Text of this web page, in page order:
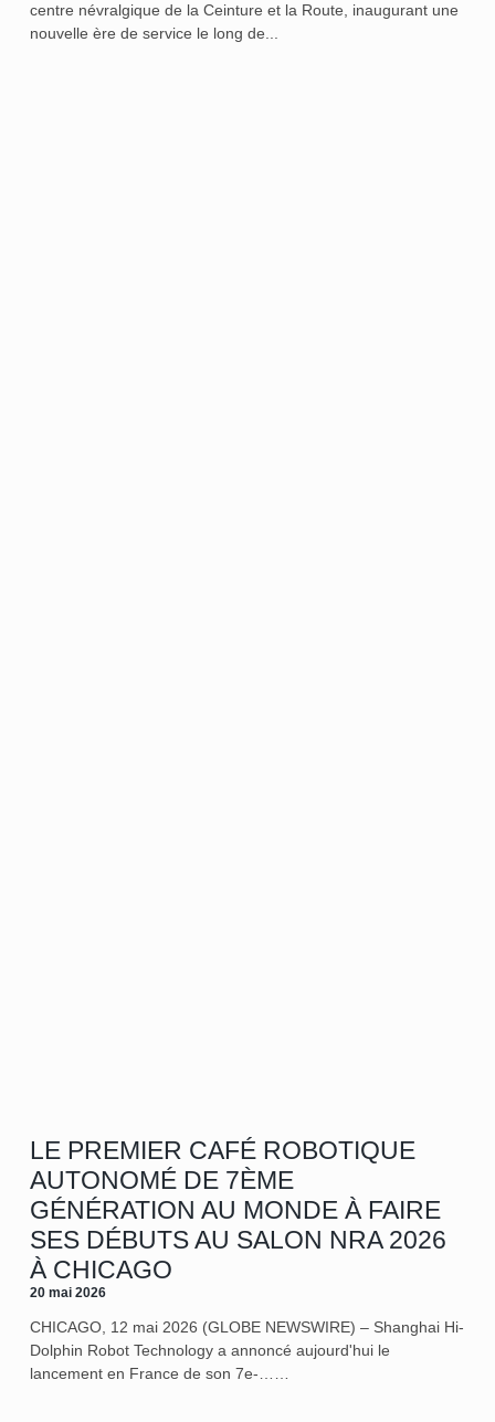
centre névralgique de la Ceinture et la Route, inaugurant une
nouvelle ère de service le long de...
LE PREMIER CAFÉ ROBOTIQUE
AUTONOMÉ DE 7ÈME
GÉNÉRATION AU MONDE À FAIRE
SES DÉBUTS AU SALON NRA 2026
À CHICAGO
20 mai 2026
CHICAGO, 12 mai 2026 (GLOBE NEWSWIRE) – Shanghai Hi-
Dolphin Robot Technology a annoncé aujourd'hui le
lancement en France de son 7e‑……